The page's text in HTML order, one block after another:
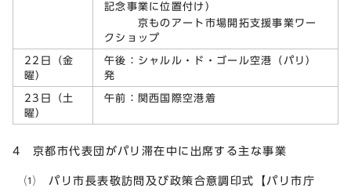
記念事業に位置付け）
京ものアート市場開拓支援事業ワー
クショップ
22日（金
曜）
午後：シャルル・ド・ゴール空港（パリ）
発
23日（土
曜）
午前：関西国際空港着
4 京都市代表団がパリ滞在中に出席する主な事業
⑴ パリ市長表敬訪問及び政策合意調印式【パリ市庁